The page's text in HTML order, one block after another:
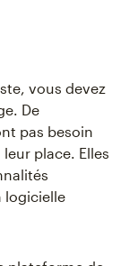
vous devez
De
pas besoin
place. Elles
logicielle